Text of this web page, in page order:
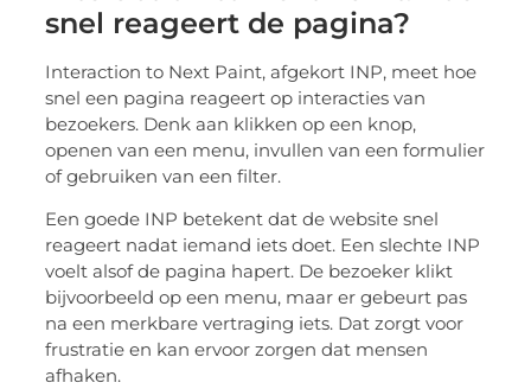
snel reageert de pagina?
Interaction to Next Paint, afgekort INP, meet hoe
snel een pagina reageert op interacties van
bezoekers. Denk aan klikken op een knop,
openen van een menu, invullen van een formulier
of gebruiken van een filter.
Een goede INP betekent dat de website snel
reageert nadat iemand iets doet. Een slechte INP
voelt alsof de pagina hapert. De bezoeker klikt
bijvoorbeeld op een menu, maar er gebeurt pas
na een merkbare vertraging iets. Dat zorgt voor
frustratie en kan ervoor zorgen dat mensen
afhaken.